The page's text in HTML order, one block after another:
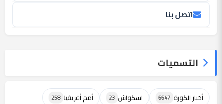
اتصل بنا
التسميات
أخبار الكورة 6647 اسكواش 23 أمم أفريقيا 258